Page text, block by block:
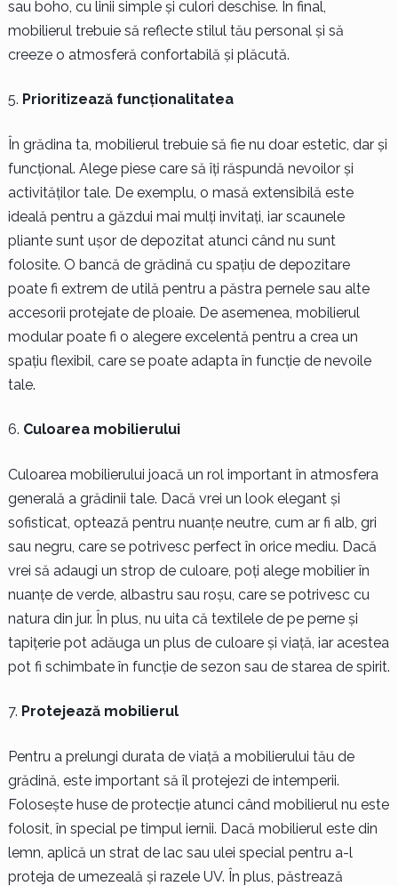
sau boho, cu linii simple și culori deschise. În final,
mobilierul trebuie să reflecte stilul tău personal și să
creeze o atmosferă confortabilă și plăcută.
Prioritizează funcționalitatea
În grădina ta, mobilierul trebuie să fie nu doar estetic, dar și
funcțional. Alege piese care să îți răspundă nevoilor și
activităților tale. De exemplu, o masă extensibilă este
ideală pentru a găzdui mai mulți invitați, iar scaunele
pliante sunt ușor de depozitat atunci când nu sunt
folosite. O bancă de grădină cu spațiu de depozitare
poate fi extrem de utilă pentru a păstra pernele sau alte
accesorii protejate de ploaie. De asemenea, mobilierul
modular poate fi o alegere excelentă pentru a crea un
spațiu flexibil, care se poate adapta în funcție de nevoile
tale.
Culoarea mobilierului
Culoarea mobilierului joacă un rol important în atmosfera
generală a grădinii tale. Dacă vrei un look elegant și
sofisticat, optează pentru nuanțe neutre, cum ar fi alb, gri
sau negru, care se potrivesc perfect în orice mediu. Dacă
vrei să adaugi un strop de culoare, poți alege mobilier în
nuanțe de verde, albastru sau roșu, care se potrivesc cu
natura din jur. În plus, nu uita că textilele de pe perne și
tapițerie pot adăuga un plus de culoare și viață, iar acestea
pot fi schimbate în funcție de sezon sau de starea de spirit.
Protejează mobilierul
Pentru a prelungi durata de viață a mobilierului tău de
grădină, este important să îl protejezi de intemperii.
Folosește huse de protecție atunci când mobilierul nu este
folosit, în special pe timpul iernii. Dacă mobilierul este din
lemn, aplică un strat de lac sau ulei special pentru a-l
proteja de umezeală și razele UV. În plus, păstrează